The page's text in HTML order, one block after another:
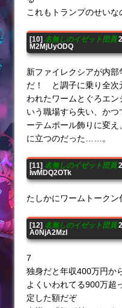
これもトランプのせいな
[10] 名無しのイゼット団員
M2MjUyODQ
新ファイレクシアが内
だ！ と調子に乗り全次
われたワームとぐろエン
いう職場すら失い、か
ーテムポール飾りに変
に立つのだった……。
[11] 名無しのイゼット団員
IwMDQ2OTk
たしかにワームトーク
[12] 名無しのイゼット団員
A0NjA2MzI
7
独身だと年収400万円か
よくいわれてる900万超
定した額だぞ